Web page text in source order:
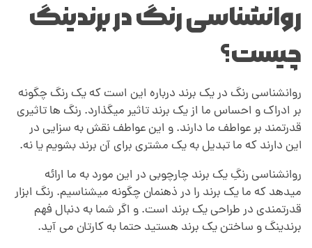
گ
د
ر
ب
ر
ن
روانشناسی رنگ در برندینگ
چیست؟
روانشناسی رنگ در یک برند درباره این است که یک رنگ چگونه
بر ادراک و احساس ما از یک برند تاثیر میگذارد. رنگ ها تاثیری
قدرتمند بر عواطف ما دارند. و این عواطف نقش به سزایی در
این دارند که ما تبدیل به یک مشتری برای آن برند بشویم یا نه.
روانشناسی رنگِ یک برند چارچوبی در این مورد به ما ارائه
میدهد که ما یک برند را در ذهنمان چگونه میشناسیم. رنگ ابزار
قدرتمندی در طراحی یک برند است. و اگر شما به دنبال فهم
برندینگ و ساختن یک برند هستید حتما به کارتان می آید.